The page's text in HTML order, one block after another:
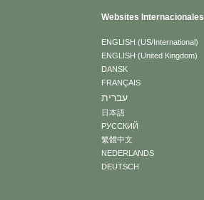
Websites Internacionales
ENGLISH (US/International)
ENGLISH (United Kingdom)
DANSK
FRANÇAIS
עברית
日本語
РУССКИЙ
繁體中文
NEDERLANDS
DEUTSCH